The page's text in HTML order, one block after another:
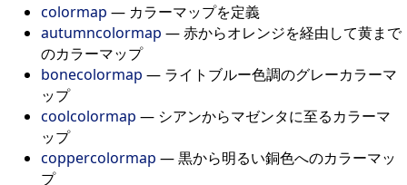
colormap — カラーマップを定義
autumncolormap — 赤からオレンジを経由して黄まで
のカラーマップ
bonecolormap — ライトブルー色調のグレーカラーマ
ップ
coolcolormap — シアンからマゼンタに至るカラーマ
ップ
coppercolormap — 黒から明るい銅色へのカラーマッ
プ